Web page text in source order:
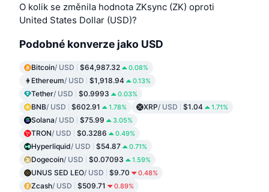
O kolik se změnila hodnota ZKsync (ZK) oproti
United States Dollar (USD)?
Podobné konverze jako USD
Bitcoin/ USD $64,987.32 0.08%
Ethereum/ USD $1,918.94 0.13%
Tether/ USD $0.9993 0.03%
BNB/ USD $602.91 1.78% XRP/ USD $1.04 1.71%
Solana/ USD $75.99 3.05%
TRON/ USD $0.3286 0.49%
Hyperliquid/ USD $54.87 0.71%
Dogecoin/ USD $0.07093 1.59%
UNUS SED LEO/ USD $9.70 0.48%
Zcash/ USD $509.71 0.89%